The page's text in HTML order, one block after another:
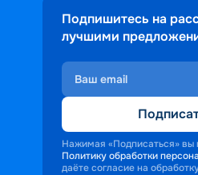
Подпишитесь на
лучшими
Нажимая «Подписаться» вы
Политику обработки
даёте согласие на